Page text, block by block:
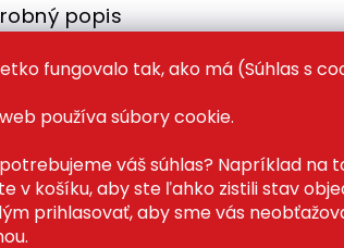
fungovalo tak, ako má (Súhlas s
používa súbory cookie.
váš súhlas? Napríklad na
v košíku, aby ste ľahko zistili stav
prihlasovať, aby sme vás
popis
výkon pre akúkoľvek
momentom až600 Nm
náročné opravy – tento stroj vás
maximálnej rýchlosti2800 otáčok za
úderov za minútu